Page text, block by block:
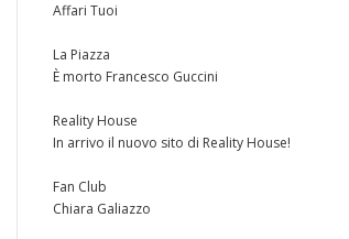
Affari Tuoi
La Piazza
È morto Francesco Guccini
Reality House
In arrivo il nuovo sito di Reality House!
Fan Club
Chiara Galiazzo